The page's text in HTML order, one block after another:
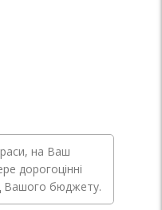
на Ваш
дорогоцінні
Вашого бюджету.